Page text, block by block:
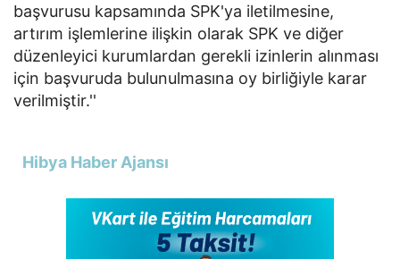
başvurusu kapsamında SPK'ya iletilmesine,
artırım işlemlerine ilişkin olarak SPK ve diğer
düzenleyici kurumlardan gerekli izinlerin alınması
için başvuruda bulunulmasına oy birliğiyle karar
verilmiştir.''
Hibya Haber Ajansı